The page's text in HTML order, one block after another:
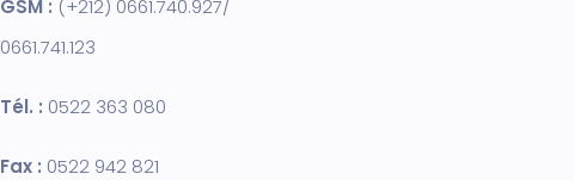
GSM : (+212) 0661.740.927/
0661.741.123
Tél. : 0522 363 080
Fax : 0522 942 821